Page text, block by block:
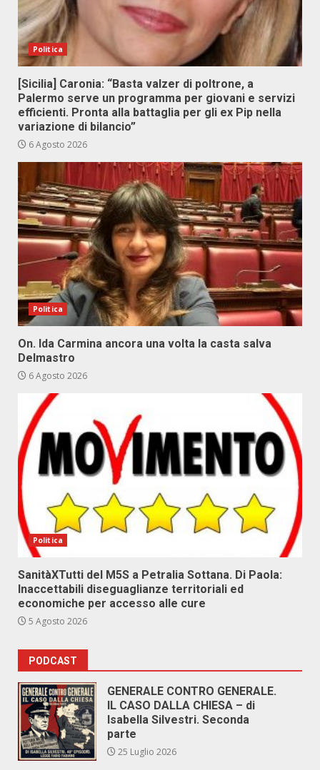
Politica
[Sicilia] Caronia: “Basta valzer di poltrone, a
Palermo serve un programma per giovani e servizi
efficienti. Pronta alla battaglia per gli ex Pip nella
variazione di bilancio”
6 Agosto 2026
Politica
On. Ida Carmina ancora una volta la casta salva
Delmastro
6 Agosto 2026
Politica
SanitàXTutti del M5S a Petralia Sottana. Di Paola:
Inaccettabili diseguaglianze territoriali ed
economiche per accesso alle cure
5 Agosto 2026
PODCAST
GENERALE CONTRO GENERALE.
IL CASO DALLA CHIESA – di
Isabella Silvestri. Seconda
parte
25 Luglio 2026